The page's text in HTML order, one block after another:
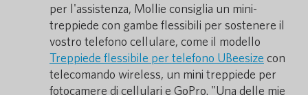
per l'assistenza, Mollie consiglia un mini-
treppiede con gambe flessibili per sostenere il
vostro telefono cellulare, come il modello
Treppiede flessibile per telefono UBeesize con
telecomando wireless, un mini treppiede per
fotocamere di cellulari e GoPro. "Una delle mie